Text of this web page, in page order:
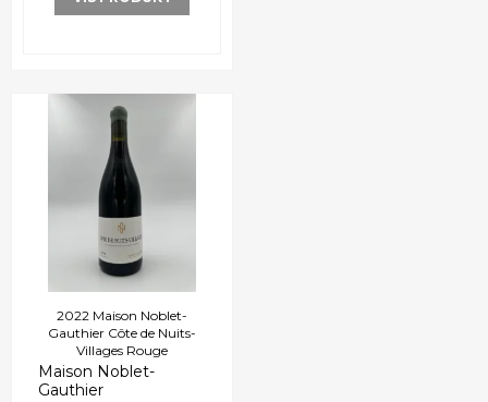
2022 Maison Noblet-
Gauthier Côte de Nuits-
Villages Rouge
Maison Noblet-
Gauthier